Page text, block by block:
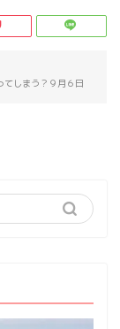
てしまう？９月６日